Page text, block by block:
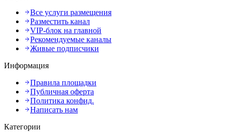
Все услуги размещения
Разместить канал
VIP-блок на главной
Рекомендуемые каналы
Живые подписчики
Информация
Правила площадки
Публичная оферта
Политика конфид.
Написать нам
Категории